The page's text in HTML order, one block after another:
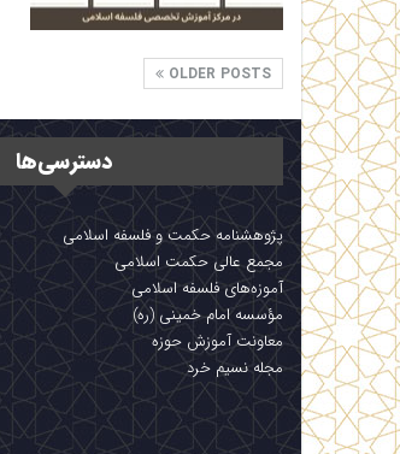
OLDER POSTS
دسترسی‌ها
پژوهشنامه حکمت و فلسفه اسلامی
مجمع عالی حکمت اسلامی
آموزه‌های فلسفه اسلامی
مؤسسه امام خمینی (ره)
معاونت آموزش حوزه
مجله نسیم خرد